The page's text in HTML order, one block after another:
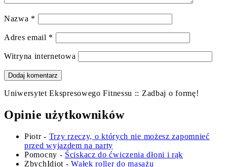
Nazwa *
Adres email *
Witryna internetowa
Uniwersytet Ekspresowego Fitnessu :: Zadbaj o formę!
Opinie użytkowników
Piotr- Trzy rzeczy, o których nie możesz zapomnieć
przed wyjazdem na narty
Pomocny - Ściskacz do ćwiczenia dłoni i rąk
ZbychIdiot -Wałek roller do masażu